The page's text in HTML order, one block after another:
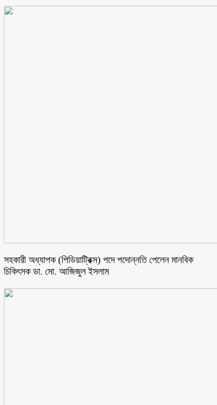
সহকারী অধ্যাপক (পিডিয়াট্রিক্স) পদে পদোন্নতি পেলেন মানবিক
চিকিৎসক ডা. মো. আজিজুল ইসলাম